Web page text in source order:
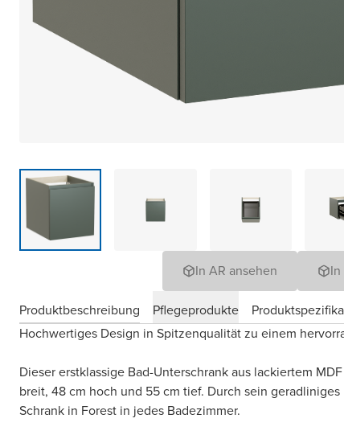
In AR ansehen
Produktbeschreibung Pflegeprodukte
Hochwertiges Design in Spitzenqualität zu einem
Dieser erstklassige Bad-Unterschrank aus lackiertem
breit, 48 cm hoch und 55 cm tief. Durch sein
Schrank in Forest in jedes Badezimmer.